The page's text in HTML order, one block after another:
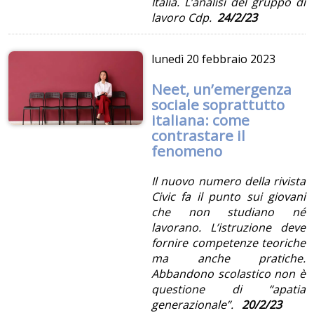
lavoro Cdp. 24/2/23
lunedì 20 febbraio 2023
Neet, un’emergenza
sociale soprattutto
italiana: come
contrastare il
fenomeno
Il nuovo numero della rivista
Civic fa il punto sui giovani
che non studiano né
lavorano. L’istruzione deve
fornire competenze teoriche
ma anche pratiche.
Abbandono scolastico non è
questione di “apatia
generazionale”. 20/2/23